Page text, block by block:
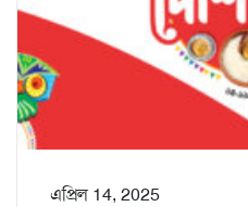
এপ্রিল 14, 2025